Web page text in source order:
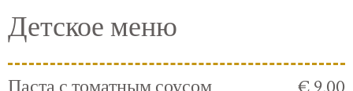
Детское меню